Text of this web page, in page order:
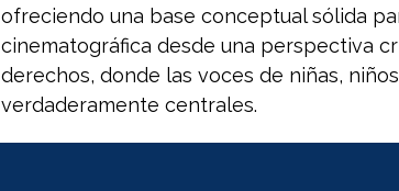
ofreciendo una base conceptual sólida
cinematográfica desde una perspectiva
derechos, donde las voces de niñas,
verdaderamente centrales.